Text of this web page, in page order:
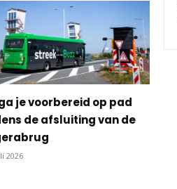
je voorbereid op pad
de afsluiting van de
2026